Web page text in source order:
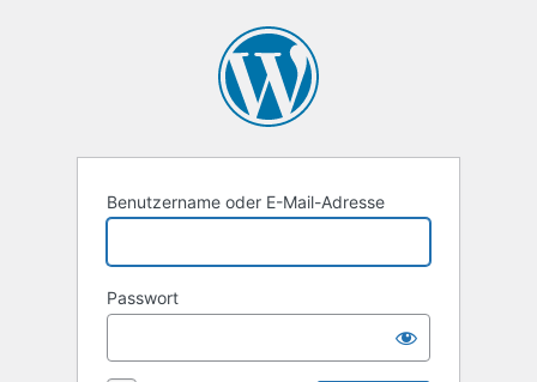
Benutzername oder E-Mail-Adresse
Passwort